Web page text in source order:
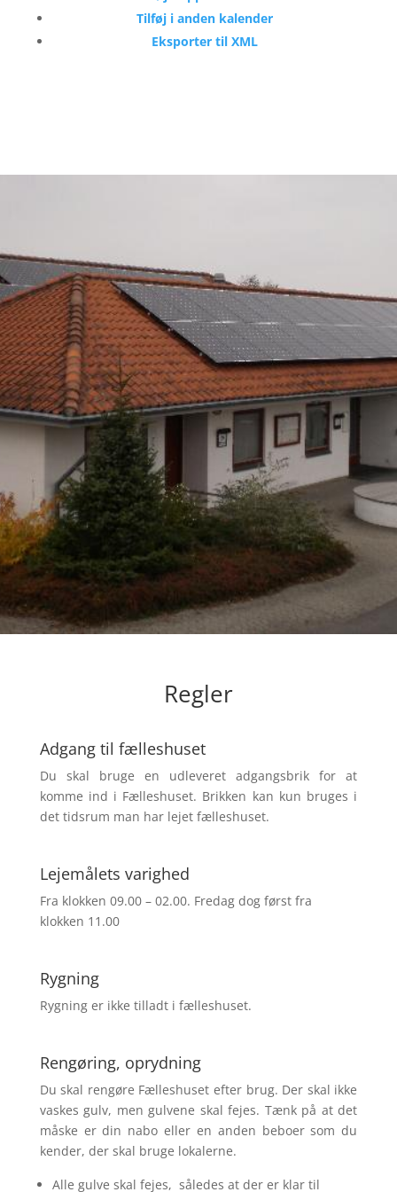
Tilføj i anden kalender
Eksporter til XML
Regler
Adgang til fælleshuset
Du skal bruge en udleveret adgangsbrik for at
komme ind i Fælleshuset. Brikken kan kun bruges i
det tidsrum man har lejet fælleshuset.
Lejemålets varighed
Fra klokken 09.00 – 02.00. Fredag dog først fra
klokken 11.00
Rygning
Rygning er ikke tilladt i fælleshuset.
Rengøring, oprydning
Du skal rengøre Fælleshuset efter brug. Der skal ikke
vaskes gulv, men gulvene skal fejes. Tænk på at det
måske er din nabo eller en anden beboer som du
kender, der skal bruge lokalerne.
Alle gulve skal fejes, således at der er klar til